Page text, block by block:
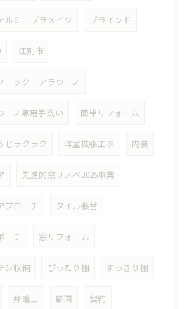
ルミ プラメイク ブラインド
江別市
ニック アラウーノ
ーノ専用手洗い 簡単リフォーム
じラクラク 洋室拡張工事 内装
先進的窓リノベ2025事業
プローチ タイル張替
ーチ 窓リフォーム
ン収納 ぴったり棚 すっきり棚
弁護士 顧問 契約